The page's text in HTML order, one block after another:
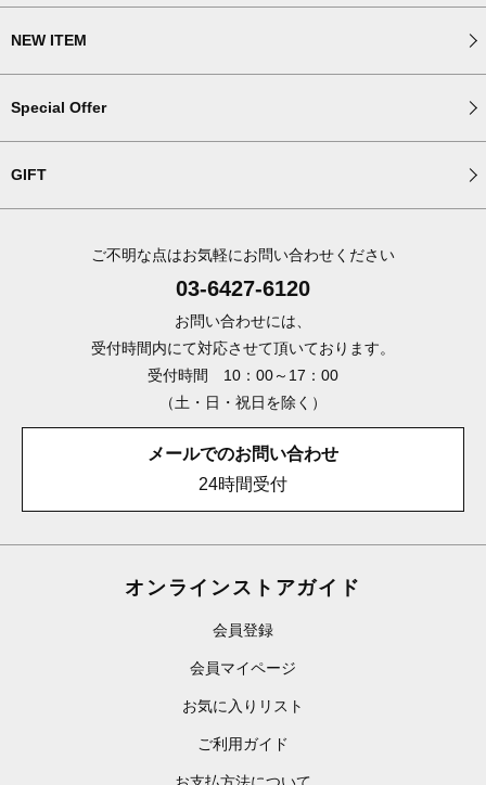
NEW ITEM
Special Offer
GIFT
ご不明な点はお気軽にお問い合わせください
03-6427-6120
お問い合わせには、
受付時間内にて対応させて頂いております。
受付時間 10：00～17：00
（土・日・祝日を除く）
メールでのお問い合わせ
24時間受付
オンラインストアガイド
会員登録
会員マイページ
お気に入りリスト
ご利用ガイド